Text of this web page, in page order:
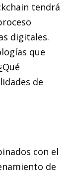
tendrá
digitales.
que
de
con el
de